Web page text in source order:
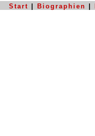
Start Biographien